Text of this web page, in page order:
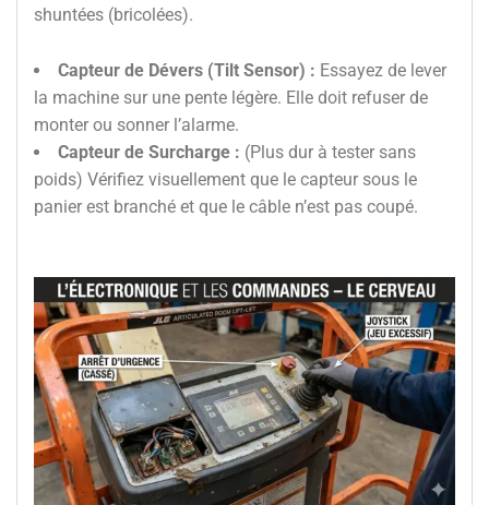
shuntées (bricolées).
Capteur de Dévers (Tilt Sensor) : Essayez de lever
la machine sur une pente légère. Elle doit refuser de
monter ou sonner l’alarme.
Capteur de Surcharge : (Plus dur à tester sans
poids) Vérifiez visuellement que le capteur sous le
panier est branché et que le câble n’est pas coupé.